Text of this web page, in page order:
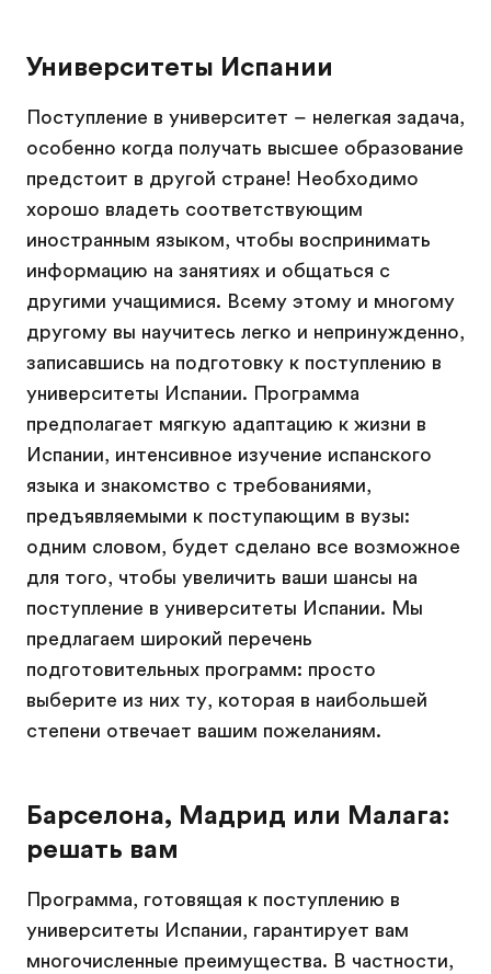
Университеты Испании
Поступление в университет – нелегкая задача,
особенно когда получать высшее образование
предстоит в другой стране! Необходимо
хорошо владеть соответствующим
иностранным языком, чтобы воспринимать
информацию на занятиях и общаться с
другими учащимися. Всему этому и многому
другому вы научитесь легко и непринужденно,
записавшись на подготовку к поступлению в
университеты Испании. Программа
предполагает мягкую адаптацию к жизни в
Испании, интенсивное изучение испанского
языка и знакомство с требованиями,
предъявляемыми к поступающим в вузы:
одним словом, будет сделано все возможное
для того, чтобы увеличить ваши шансы на
поступление в университеты Испании. Мы
предлагаем широкий перечень
подготовительных программ: просто
выберите из них ту, которая в наибольшей
степени отвечает вашим пожеланиям.
Барселона, Мадрид или Малага:
решать вам
Программа, готовящая к поступлению в
университеты Испании, гарантирует вам
многочисленные преимущества. В частности,